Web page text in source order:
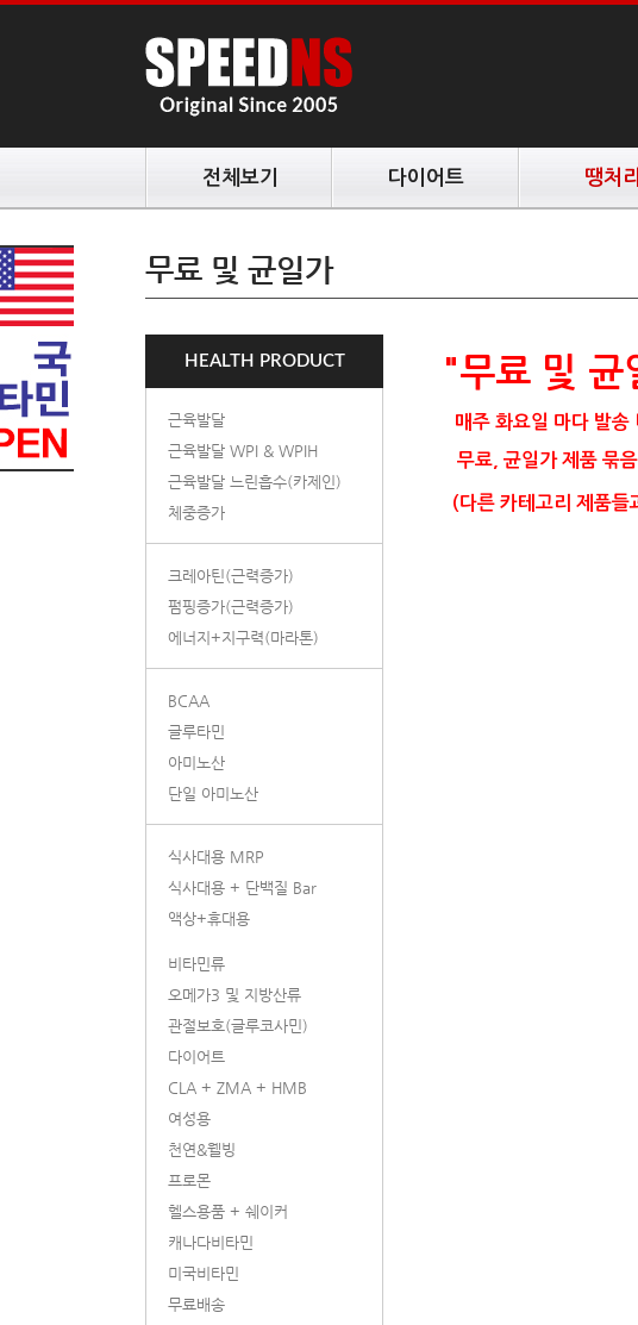
전체보기 다이어트 땡처리
무료 및 균일가
HEALTH PRODUCT
근육발달
근육발달 WPI & WPIH
근육발달 느린흡수(카제인)
체중증가
크레아틴(근력증가)
펌핑증가(근력증가)
에너지+지구력(마라톤)
BCAA
글루타민
아미노산
단일 아미노산
식사대용 MRP
식사대용 + 단백질 Bar
액상+휴대용
비타민류
오메가3 및 지방산류
관절보호(글루코사민)
다이어트
CLA + ZMA + HMB
여성용
천연&웰빙
프로몬
헬스용품 + 쉐이커
캐나다비타민
미국비타민
무료배송
"무료 및 균
매주 화요일 마다 발송
무료, 균일가 제품 묶
(다른 카테고리 제품들